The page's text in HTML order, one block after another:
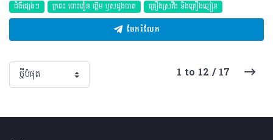
ជំងឺផ្សេងៗ ក្រពះ​ ពោះវៀន​ ថ្លើម ឫសដូងបាត គ្រឿងស្រវឹង​ និងគ្រឿងញៀន
ចែករំលែក
1 to 12 / 17